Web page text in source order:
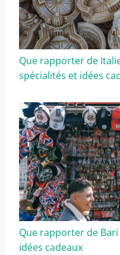
Que rapporter de
spécialités et idées
Que rapporter de
idées cadeaux